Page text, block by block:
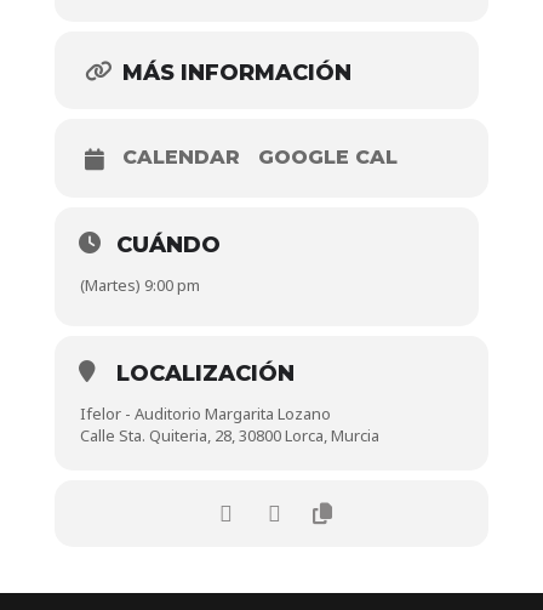
MÁS INFORMACIÓN
CALENDAR GOOGLE CAL
CUÁNDO
(Martes) 9:00 pm
LOCALIZACIÓN
Ifelor - Auditorio Margarita Lozano
Calle Sta. Quiteria, 28, 30800 Lorca, Murcia